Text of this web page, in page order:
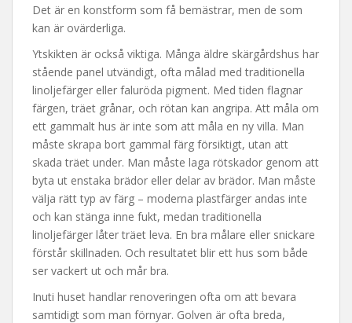
Det är en konstform som få bemästrar, men de som
kan är ovärderliga.
Ytskikten är också viktiga. Många äldre skärgårdshus har
stående panel utvändigt, ofta målad med traditionella
linoljefärger eller faluröda pigment. Med tiden flagnar
färgen, träet grånar, och rötan kan angripa. Att måla om
ett gammalt hus är inte som att måla en ny villa. Man
måste skrapa bort gammal färg försiktigt, utan att
skada träet under. Man måste laga rötskador genom att
byta ut enstaka brädor eller delar av brädor. Man måste
välja rätt typ av färg – moderna plastfärger andas inte
och kan stänga inne fukt, medan traditionella
linoljefärger låter träet leva. En bra målare eller snickare
förstår skillnaden. Och resultatet blir ett hus som både
ser vackert ut och mår bra.
Inuti huset handlar renoveringen ofta om att bevara
samtidigt som man förnyar. Golven är ofta breda,